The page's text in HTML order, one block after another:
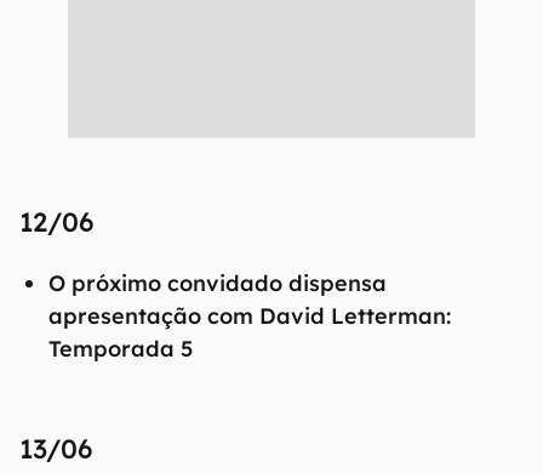
12/06
O próximo convidado dispensa
apresentação com David Letterman:
Temporada 5
13/06